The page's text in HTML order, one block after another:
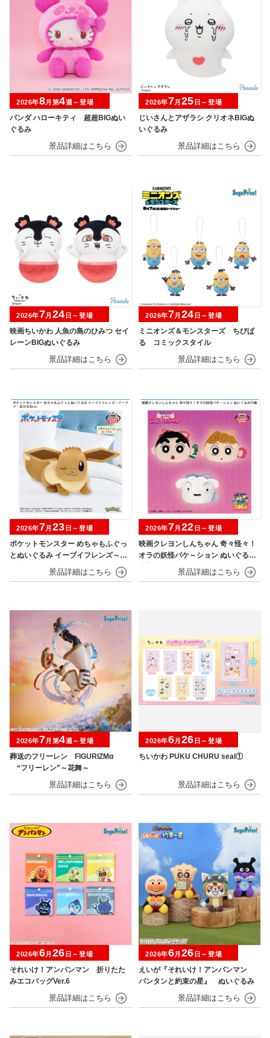
パンダ ハローキティ 超超BIGぬい
ぐるみ
2026年8月第4週～登場
じいさんとアザラシ クリオネBIGぬ
いぐるみ
2026年7月 25 日～登場
映画ちいかわ 人魚の島のひみつ セイ
レーンBIGぬいぐるみ
2026年7月 24 日～登場
ミニオンズ＆モンスターズ ちびぱ
る コミックスタイル
2026年7月 24 日～登場
ポケットモンスター めちゃもふぐっ
とぬいぐるみ イーブイフレンズ～イ
ーブイ～おひるねver.
2026年7月 23 日～登場
映画クレヨンしんちゃん 奇々怪々！
オラの妖怪バケ～ション ぬいぐるみ
2026年7月 22 日～登場
葬送のフリーレン FIGURIZMα
“フリーレン”～花舞～
2026年7月第4週～登場
ちいかわ PUKU CHURU seal①
2026年6月 26 日～登場
それいけ！アンパンマン 折りたた
みエコバッグVer.6
2026年6月 26 日～登場
えいが『それいけ！アンパンマン
パンタンと約束の星』 ぬいぐるみ
2026年6月 26 日～登場